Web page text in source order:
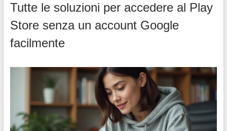
Tutte le soluzioni per accedere al Play
Store senza un account Google
facilmente